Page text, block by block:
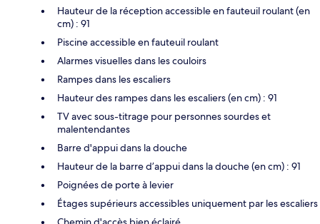
Hauteur de la réception accessible en fauteuil roulant (en
cm) : 91
Piscine accessible en fauteuil roulant
Alarmes visuelles dans les couloirs
Rampes dans les escaliers
Hauteur des rampes dans les escaliers (en cm) : 91
TV avec sous-titrage pour personnes sourdes et
malentendantes
Barre d'appui dans la douche
Hauteur de la barre d’appui dans la douche (en cm) : 91
Poignées de porte à levier
Étages supérieurs accessibles uniquement par les escaliers